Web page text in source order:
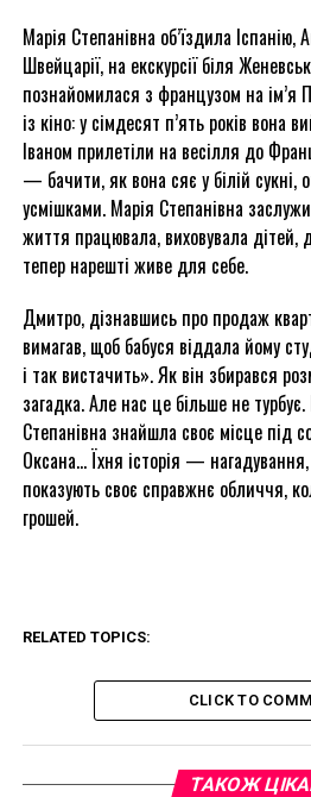
Марія Степанівна об’їздила
Швейцарії, на екскурсії біля
познайомилася з французом на ім’я
із кіно: у сімдесят п’ять років вона
Іваном прилетіли на весілля до
— бачити, як вона сяє у білій сукні,
усмішками. Марія Степанівна
життя працювала, виховувала дітей,
тепер нарешті живе для себе.
Дмитро, дізнавшись про продаж
вимагав, щоб бабуся віддала йому
і так вистачить». Як він збирався
загадка. Але нас це більше не
Степанівна знайшла своє місце під
Оксана… Їхня історія —
показують своє справжнє обличчя,
грошей.
RELATED TOPICS:
CLICK TO
ТАКОЖ